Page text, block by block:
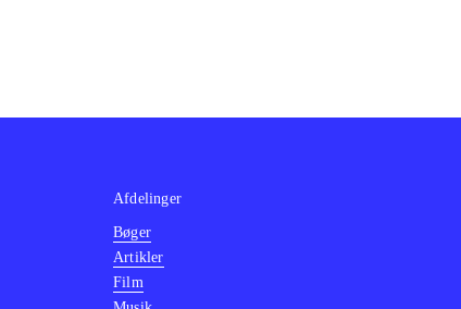
Afdelinger
Bøger
Artikler
Film